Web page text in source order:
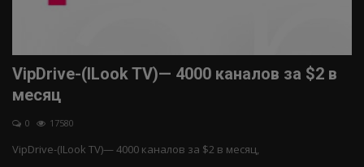
Web-Online
Инструкции
IPTV Provider
VipDrive-(ILook TV)— 4000 каналов за $2 в
месяц
0 17580
VipDrive-(ILook TV)— 4000 каналов за $2 в месяц,